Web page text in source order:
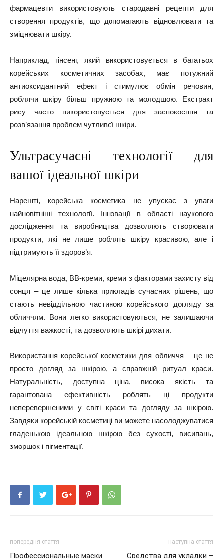
фармацевти використовують стародавні рецепти для
створення продуктів, що допомагають відновлювати та
зміцнювати шкіру.
Наприклад, гінсенг, який використовується в багатьох
корейських косметичних засобах, має потужний
антиоксидантний ефект і стимулює обмін речовин,
роблячи шкіру більш пружною та молодшою. Екстракт
рису часто використовується для заспокоєння та
розв’язання проблем чутливої шкіри.
Ультрасучасні технології для
вашої ідеальної шкіри
Нарешті, корейська косметика не упускає з уваги
найновітніші технології. Інновації в області наукового
дослідження та виробництва дозволяють створювати
продукти, які не лише роблять шкіру красивою, але і
підтримують її здоров’я.
Міцелярна вода, BB-креми, креми з факторами захисту від
сонця – це лише кілька прикладів сучасних рішень, що
стають невіддільною частиною корейського догляду за
обличчям. Вони легко використовуються, не залишаючи
відчуття важкості, та дозволяють шкірі дихати.
Використання корейської косметики для обличчя – це не
просто догляд за шкірою, а справжній ритуал краси.
Натуральність, доступна ціна, висока якість та
гарантована ефективність роблять ці продукти
неперевершеними у світі краси та догляду за шкірою.
Завдяки корейській косметиці ви можете насолоджуватися
гладенькою ідеальною шкірою без сухості, висипань,
зморшок і пігментації.
попередня стаття
Профессиональные маски
наступна стаття
Средства для укладки –